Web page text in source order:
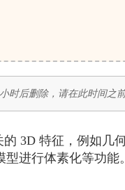
时后删除，请在此时间之前
3D 特征，例如几
进行体素化等功能。